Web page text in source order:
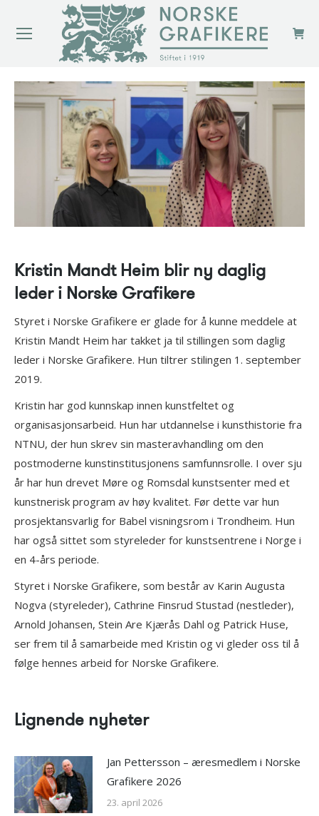
Kristin Mandt Heim blir ny daglig
leder i Norske Grafikere
Styret i Norske Grafikere er glade for å kunne meddele at
Kristin Mandt Heim har takket ja til stillingen som daglig
leder i Norske Grafikere. Hun tiltrer stilingen 1. september
2019.
Kristin har god kunnskap innen kunstfeltet og
organisasjonsarbeid. Hun har utdannelse i kunsthistorie fra
NTNU, der hun skrev sin masteravhandling om den
postmoderne kunstinstitusjonens samfunnsrolle. I over sju
år har hun drevet Møre og Romsdal kunstsenter med et
kunstnerisk program av høy kvalitet. Før dette var hun
prosjektansvarlig for Babel visningsrom i Trondheim. Hun
har også sittet som styreleder for kunstsentrene i Norge i
en 4-års periode.
Styret i Norske Grafikere, som består av Karin Augusta
Nogva (styreleder), Cathrine Finsrud Stustad (nestleder),
Arnold Johansen, Stein Are Kjærås Dahl og Patrick Huse,
ser frem til å samarbeide med Kristin og vi gleder oss til å
følge hennes arbeid for Norske Grafikere.
Lignende nyheter
Jan Pettersson – æresmedlem i Norske
Grafikere 2026
23. april 2026